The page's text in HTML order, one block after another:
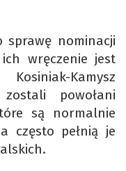
nominacji
wręczenie jest
Kamysz
powołani
są normalnie
często pełnią je